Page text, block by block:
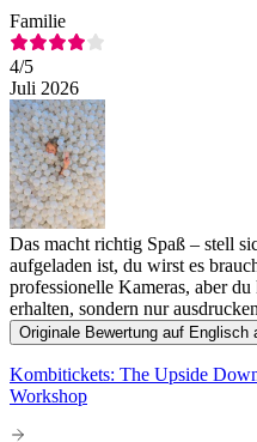
Familie
4/5
Juli 2026
Das macht richtig Spaß – stell
aufgeladen ist, du wirst es
professionelle Kameras, aber
erhalten, sondern nur
Originale Bewertung auf Englisch
Kombitickets: The Upside
Workshop